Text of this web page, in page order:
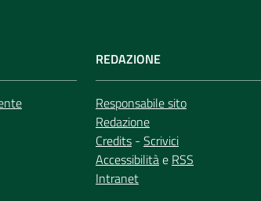
REDAZIONE
Responsabile sito
Redazione
Credits - Scrivici
Accessibilitàe RSS
Intranet